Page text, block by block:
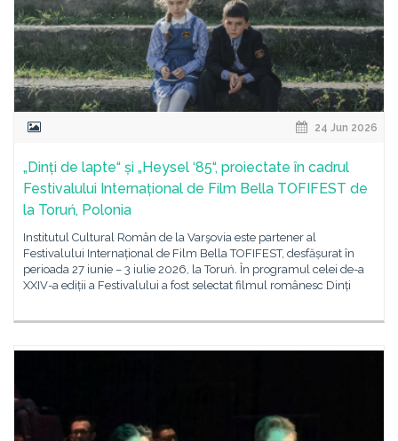
24 Jun 2026
„Dinți de lapte“ și „Heysel ‘85“, proiectate în cadrul
Festivalului Internațional de Film Bella TOFIFEST de
la Toruń, Polonia
Institutul Cultural Român de la Varşovia este partener al
Festivalului Internațional de Film Bella TOFIFEST, desfășurat în
perioada 27 iunie – 3 iulie 2026, la Toruń. În programul celei de-a
XXIV-a ediții a Festivalului a fost selectat filmul românesc Dinți